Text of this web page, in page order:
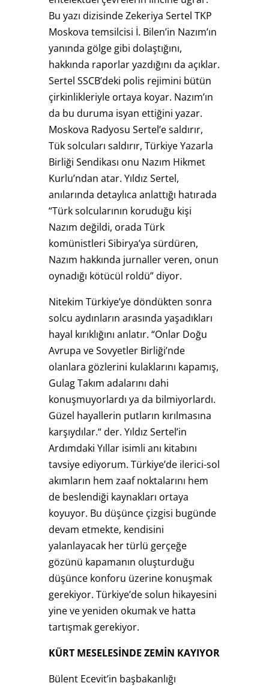
Bu yazı dizisinde Zekeriya Sertel TKP
Moskova temsilcisi İ. Bilen’in Nazım’ın
yanında gölge gibi dolaştığını,
hakkında raporlar yazdığını da açıklar.
Sertel SSCB’deki polis rejimini bütün
çirkinlikleriyle ortaya koyar. Nazım’ın
da bu duruma isyan ettiğini yazar.
Moskova Radyosu Sertel’e saldırır,
Tük solcuları saldırır, Türkiye Yazarla
Birliği Sendikası onu Nazım Hikmet
Kurlu’ndan atar. Yıldız Sertel,
anılarında detaylıca anlattığı hatırada
“Türk solcularının koruduğu kişi
Nazım değildi, orada Türk
komünistleri Sibirya’ya sürdüren,
Nazım hakkında jurnaller veren, onun
oynadığı kötücül roldü” diyor.
Nitekim Türkiye’ye döndükten sonra
solcu aydınların arasında yaşadıkları
hayal kırıklığını anlatır. “Onlar Doğu
Avrupa ve Sovyetler Birliği’nde
olanlara gözlerini kulaklarını kapamış,
Gulag Takım adalarını dahi
konuşmuyorlardı ya da bilmiyorlardı.
Güzel hayallerin putların kırılmasına
karşıydılar.“ der. Yıldız Sertel’in
Ardımdaki Yıllar isimli anı kitabını
tavsiye ediyorum. Türkiye’de ilerici-sol
akımların hem zaaf noktalarını hem
de beslendiği kaynakları ortaya
koyuyor. Bu düşünce çizgisi bugünde
devam etmekte, kendisini
yalanlayacak her türlü gerçeğe
gözünü kapamanın oluşturduğu
düşünce konforu üzerine konuşmak
gerekiyor. Türkiye’de solun hikayesini
yine ve yeniden okumak ve hatta
tartışmak gerekiyor.
KÜRT MESELESİNDE ZEMİN KAYIYOR
Bülent Ecevit’in başbakanlığı